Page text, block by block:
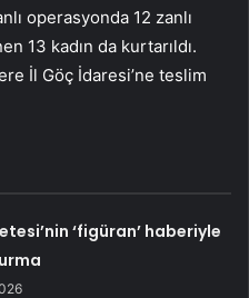
operasyonda 12 zanlı
13 kadın da kurtarıldı.
İl Göç İdaresi’ne teslim
‘figüran’ haberiyle